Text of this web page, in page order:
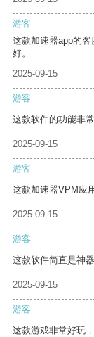
游客
这款加速器app的
好。
2025-09-15
游客
这款软件的功能非
2025-09-15
游客
这款加速器VPM应
2025-09-15
游客
这款软件简直是神
2025-09-15
游客
这款游戏非常好玩